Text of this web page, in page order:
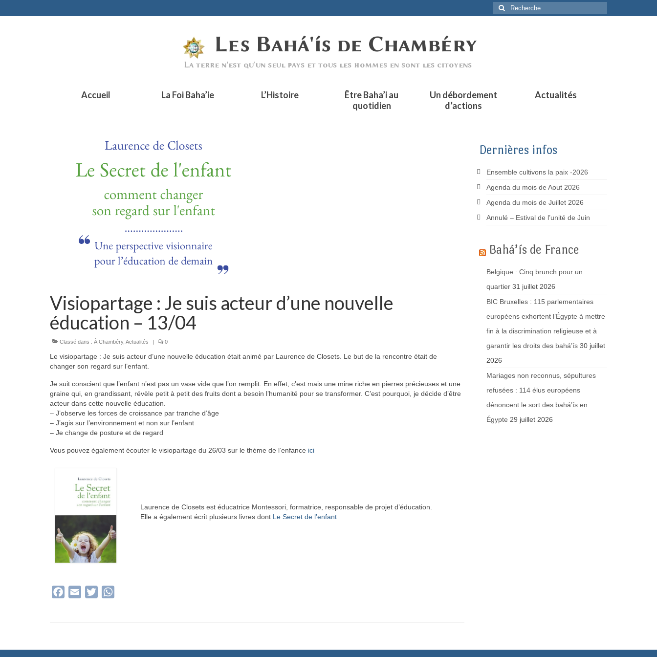
Rechercher
:
Accueil La Foi Baha’ie L’Histoire
Être Baha’i au
quotidien
Un débordement
d’actions
Actualités
Visiopartage : Je suis acteur d’une nouvelle
éducation – 13/04
Classé dans : À Chambéry, Actualités | 0
Le visiopartage : Je suis acteur d’une nouvelle éducation était animé par Laurence de Closets. Le but de la rencontre était de
changer son regard sur l’enfant.
Je suit conscient que l’enfant n’est pas un vase vide que l’on remplit. En effet, c’est mais une mine riche en pierres précieuses et une
graine qui, en grandissant, révèle petit à petit des fruits dont a besoin l’humanité pour se transformer. C’est pourquoi, je décide d’être
acteur dans cette nouvelle éducation.
– J’observe les forces de croissance par tranche d’âge
– J’agis sur l’environnement et non sur l’enfant
– Je change de posture et de regard
Vous pouvez également écouter le visiopartage du 26/03 sur le thème de l’enfance ici
Laurence de Closets est éducatrice Montessori, formatrice, responsable de projet d’éducation.
Elle a également écrit plusieurs livres dont Le Secret de l’enfant
Facebook
Email Twitter
Dernières infos
Ensemble cultivons la paix -2026
Agenda du mois de Aout 2026
Agenda du mois de Juillet 2026
Annulé – Estival de l’unité de Juin
Bahá’ís de France
Belgique : Cinq brunch pour un
quartier 31 juillet 2026
BIC Bruxelles : 115 parlementaires
européens exhortent l’Égypte à mettre
fin à la discrimination religieuse et à
garantir les droits des bahá’ís 30 juillet
2026
Mariages non reconnus, sépultures
refusées : 114 élus européens
dénoncent le sort des bahá’ís en
Égypte 29 juillet 2026